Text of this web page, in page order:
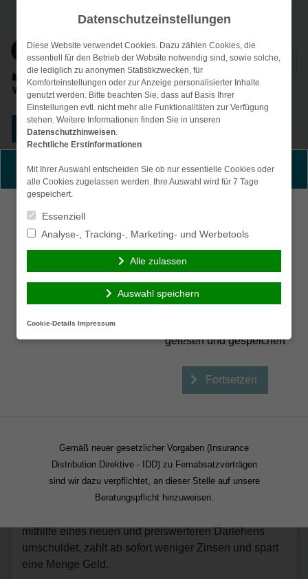
Suchen
nach:
Kunden-Login
kräftig senken
Kredite sind heute deutlich günstiger zu haben als
noch vor wenigen Jahren. Wer die Angebote gut
mithilfe eines neuen und preiswerteren Darlehens
umschuldet, zahlt ab sofort weniger Zinsen und spart
eine Menge Geld.
Persönliche Beratung gewünscht?
und möchte Kontakt mit
aufnehmen.
und möchte mit dem
Besuch der Seite
fortfahren.
Ich habe die
gelesen und gespeichert
Fortsetzen
Gemäß neuer gesetzlicher Vorgaben (Insurance
Distribution Direktive - IDD) zu Fernabsatzverträgen
sind wir dazu verpflichtet, an dieser Stelle auf unsere
Beratungspflicht hinzuweisen.
Datenschutzeinstellungen
Diese Website verwendet Cookies. Dazu zählen Cookies, die
essentiell für den Betrieb der Website notwendig sind, sowie solche,
die lediglich zu anonymen Statistikzwecken, für
Komforteinstellungen oder zur Anzeige personalisierter Inhalte
genutzt werden. Bitte beachten Sie, dass auf Basis Ihrer
Einstellungen evtl. nicht mehr alle Funktionalitäten zur Verfügung
stehen. Weitere Informationen finden Sie in unseren
Datenschutzhinweisen.
Rechtliche Erstinformationen
Mit Ihrer Auswahl entscheiden Sie ob nur essentielle Cookies oder
alle Cookies zugelassen werden. Ihre Auswahl wird für 7 Tage
gespeichert.
Essenziell
Analyse-, Tracking-, Marketing- und Werbetools
Alle zulassen
Auswahl speichern
Cookie-Details Impressum